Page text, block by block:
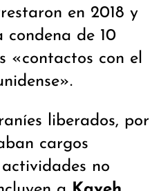
en 2018 y
condena de 10
«contactos con el
liberados, por
cargos
no